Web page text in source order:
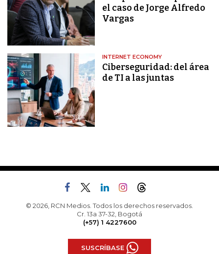
el caso de Jorge Alfredo
Vargas
INTERNET ECONOMY
Ciberseguridad: del área
de TI a las juntas
© 2026, RCN Medios. Todos los derechos reservados.
Cr. 13a 37-32, Bogotá
(+57) 1 4227600
SUSCRÍBASE